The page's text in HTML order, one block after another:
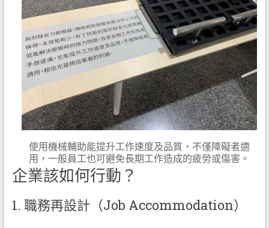
使用機械輔助能提升工作速度及品質，不僅障礙者適
用，一般員工也可避免長期工作造成的疲勞或傷害。
企業該如何行動？
1. 職務再設計（Job Accommodation）